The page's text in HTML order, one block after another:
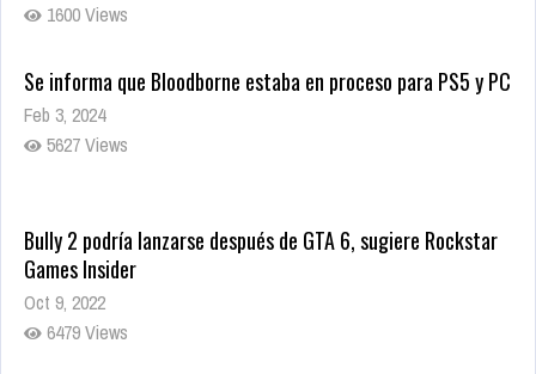
1600 Views
Se informa que Bloodborne estaba en proceso para PS5 y PC
Feb 3, 2024
5627 Views
Bully 2 podría lanzarse después de GTA 6, sugiere Rockstar
Games Insider
Oct 9, 2022
6479 Views